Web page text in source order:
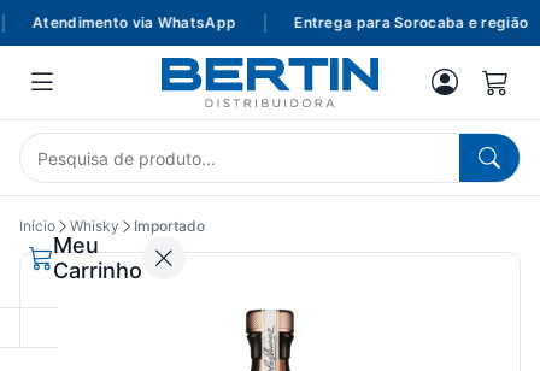
Atendimento via WhatsApp Entrega para Sorocaba e região
Meu
Carrinho
Início Whisky Importado